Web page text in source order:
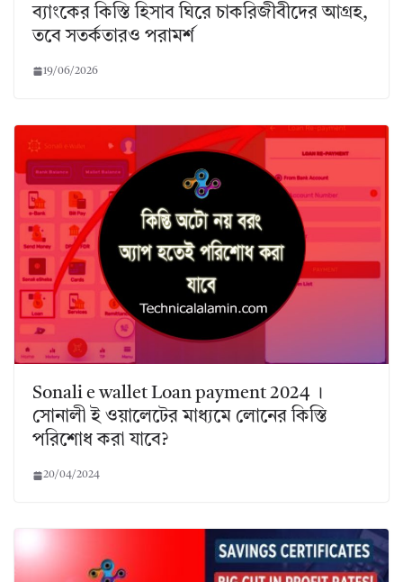
ব্যাংকের কিস্তি হিসাব ঘিরে চাকরিজীবীদের আগ্রহ,
তবে সতর্কতারও পরামর্শ
19/06/2026
Sonali e wallet Loan payment 2024 ।
সোনালী ই ওয়ালেটের মাধ্যমে লোনের কিস্তি
পরিশোধ করা যাবে?
20/04/2024